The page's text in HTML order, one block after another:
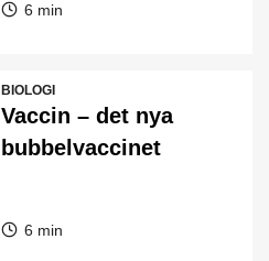
6 min
BIOLOGI
Vaccin – det nya
bubbelvaccinet
6 min